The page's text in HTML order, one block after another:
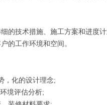
的技术措施、施工方案和进度
的工作环境和空间。
，化的设计理念;
境评估分析;